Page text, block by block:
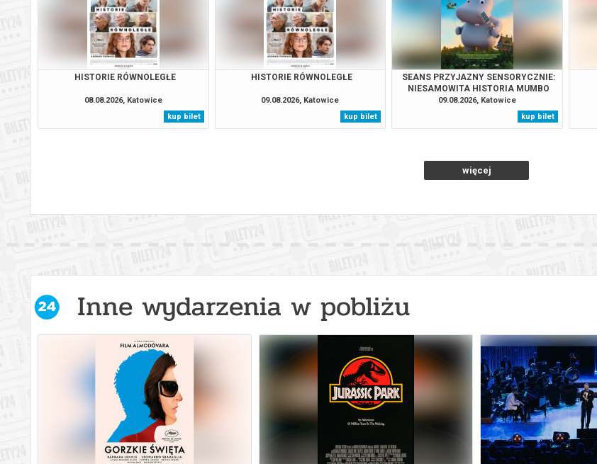
HISTORIE RÓWNOLEGŁE
08.08.2026, Katowice
kup bilet
HISTORIE RÓWNOLEGŁE
09.08.2026, Katowice
kup bilet
SEANS PRZYJAZNY SENSORYCZNIE:
NIESAMOWITA HISTORIA MUMBO
JUMBO
09.08.2026, Katowice
kup bilet
więcej
Inne wydarzenia w pobliżu